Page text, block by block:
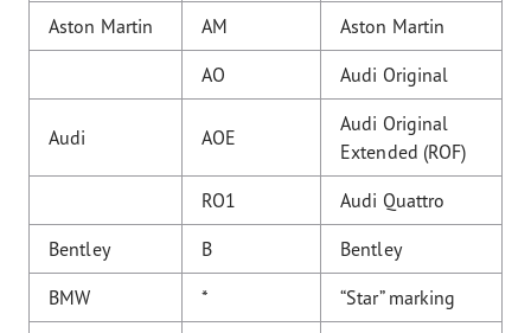
Aston Martin AM Aston Martin
AO Audi Original
Audi AOE
Audi Original
Extended (ROF)
RO1 Audi Quattro
Bentley B Bentley
BMW * “Star” marking